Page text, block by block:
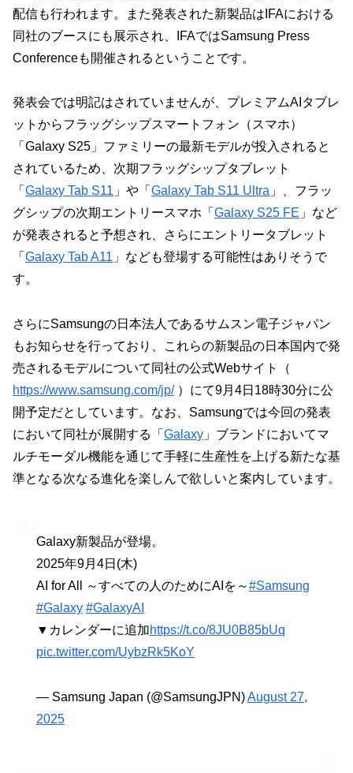
配信も行われます。また発表された新製品はIFAにおける
同社のブースにも展示され、IFAではSamsung Press
Conferenceも開催されるということです。
発表会では明記はされていませんが、プレミアムAIタブレ
ットからフラッグシップスマートフォン（スマホ）
「Galaxy S25」ファミリーの最新モデルが投入されると
されているため、次期フラッグシップタブレット
「 Galaxy Tab S11 」や「 Galaxy Tab S11 Ultra 」、フラッ
グシップの次期エントリースマホ「 Galaxy S25 FE 」など
が発表されると予想され、さらにエントリータブレット
「 Galaxy Tab A11 」なども登場する可能性はありそうで
す。
さらにSamsungの日本法人であるサムスン電子ジャパン
もお知らせを行っており、これらの新製品の日本国内で発
売されるモデルについて同社の公式Webサイト（
https://www.samsung.com/jp/）にて9月4日18時30分に公
開予定だとしています。なお、Samsungでは今回の発表
において同社が展開する「 Galaxy 」ブランドにおいてマ
ルチモーダル機能を通じて手軽に生産性を上げる新たな基
準となる次なる進化を楽しんで欲しいと案内しています。
Galaxy新製品が登場。
2025年9月4日(木)
AI for All ～すべての人のためにAIを～#Samsung
#Galaxy #GalaxyAI
▼カレンダーに追加https://t.co/8JU0B85bUq
pic.twitter.com/UybzRk5KoY
— Samsung Japan (@SamsungJPN)August 27,
2025